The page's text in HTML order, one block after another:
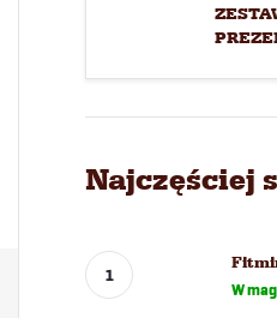
Najczęściej
W